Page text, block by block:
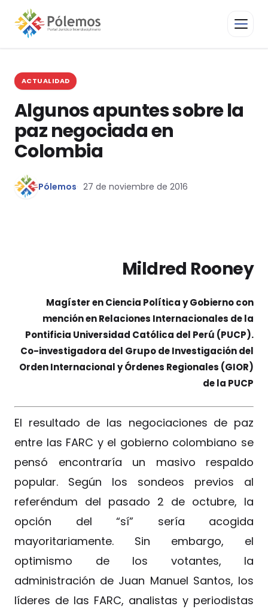
ACTUALIDAD
Algunos apuntes sobre la
paz negociada en
Colombia
Pólemos 27 de noviembre de 2016
Mildred Rooney
Magíster en Ciencia Política y Gobierno con
mención en Relaciones Internacionales de la
Pontificia Universidad Católica del Perú (PUCP).
Co-investigadora del Grupo de Investigación del
Orden Internacional y Órdenes Regionales (GIOR)
de la PUCP
El resultado de las negociaciones de paz
entre las FARC y el gobierno colombiano se
pensó encontraría un masivo respaldo
popular. Según los sondeos previos al
referéndum del pasado 2 de octubre, la
opción del “sí” sería acogida
mayoritariamente. Sin embargo, el
optimismo de los votantes, la
administración de Juan Manuel Santos, los
líderes de las FARC, analistas y periodistas